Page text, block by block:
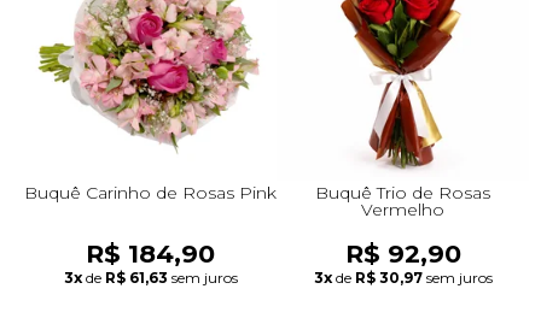
Buquê Carinho de Rosas Pink
R$ 184,90
3x de R$ 61,63 sem juros
Buquê Trio de Rosas
Vermelho
R$ 92,90
3x de R$ 30,97 sem juros